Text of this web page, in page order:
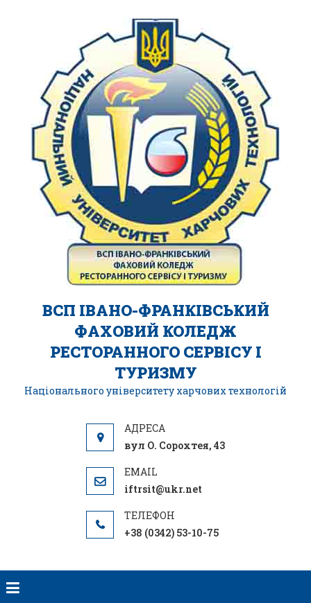
ВСП ІВАНО-ФРАНКІВСЬКИЙ
ФАХОВИЙ КОЛЕДЖ
РЕСТОРАННОГО СЕРВІСУ І
ТУРИЗМУ
Національного університету харчових технологій
вул О. Сорохтея, 43
iftrsit@ukr.net
+38 (0342) 53-10-75